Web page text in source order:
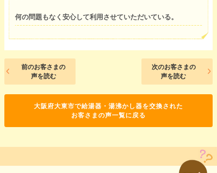
何の問題もなく安心して利用させていただいている。
前のお客さまの
声を読む
次のお客さまの
声を読む
大阪府大東市で給湯器・湯沸かし器を交換された
お客さまの声一覧に戻る